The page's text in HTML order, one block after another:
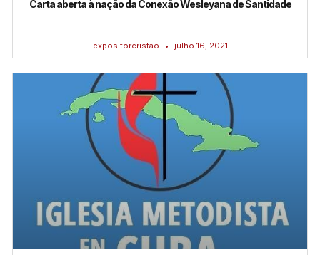
Carta aberta à nação da Conexão Wesleyana de Santidade
expositorcristao julho 16, 2021